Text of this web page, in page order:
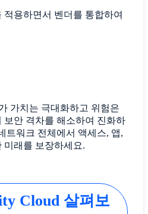
용하면서 벤더를 통합하여
가치는 극대화하고 위험은
보안 격차를 해소하여 진화하
트워크 전체에서 액세스, 앱,
미래를 보장하세요.
Cloud 살펴보